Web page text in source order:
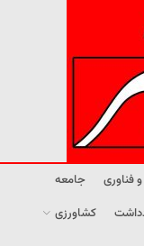
فناوری
جامعه
کشاورزی